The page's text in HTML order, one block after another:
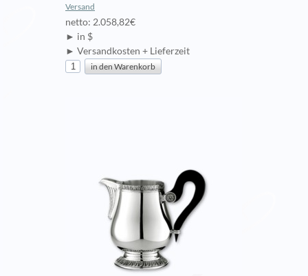
Versand
netto: 2.058,82€
► in $
► Versandkosten + Lieferzeit